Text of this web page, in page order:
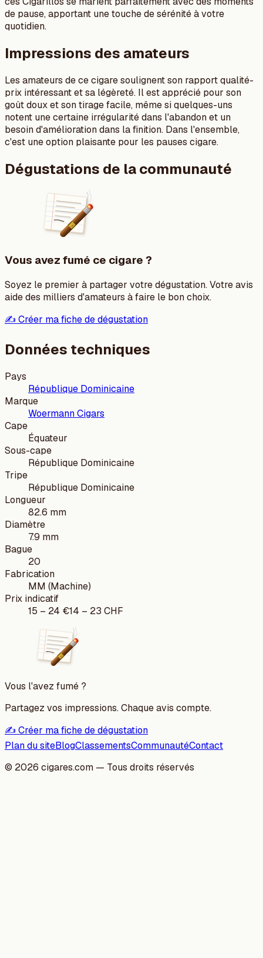
de pause, apportant une touche de sérénité à votre
quotidien.
Impressions des amateurs
Les amateurs de ce cigare soulignent son rapport qualité-
prix intéressant et sa légèreté. Il est apprécié pour son
goût doux et son tirage facile, même si quelques-uns
notent une certaine irrégularité dans l'abandon et un
besoin d'amélioration dans la finition. Dans l'ensemble,
c'est une option plaisante pour les pauses cigare.
Dégustations de la communauté
Vous avez fumé ce cigare ?
Soyez le premier à partager votre dégustation. Votre avis
aide des milliers d'amateurs à faire le bon choix.
✍️ Créer ma fiche de dégustation
Données techniques
Pays
République Dominicaine
Marque
Woermann Cigars
Cape
Équateur
Sous-cape
République Dominicaine
Tripe
République Dominicaine
Longueur
82.6 mm
Diamètre
7.9 mm
Bague
20
Fabrication
MM (Machine)
Prix indicatif
15 – 24 €14 – 23 CHF
Vous l'avez fumé ?
Partagez vos impressions. Chaque avis compte.
✍️ Créer ma fiche de dégustation
Plan du siteBlogClassementsCommunautéContact
© 2026 cigares.com — Tous droits réservés